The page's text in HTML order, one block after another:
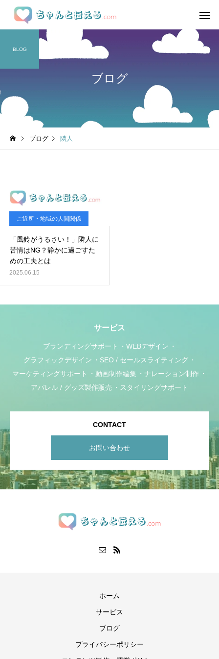
ブログ
BLOG
ブログ 隣人
ご近所・地域の人間関係
「風鈴がうるさい！」隣人に
苦情はNG？静かに過ごすた
めの工夫とは
2025.06.15
サービス
ブランディングサポート
WEBデザイン
グラフィックデザイン
SEO / セールスライティング
マーケティングサポート
動画制作編集
ナレーション制作
アパレル / グッズ製作販売
スタイリングサポート
CONTACT
お問い合わせ
ホーム
サービス
ブログ
プライバシーポリシー